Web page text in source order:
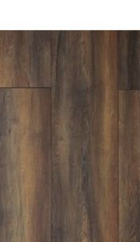
Gelasta